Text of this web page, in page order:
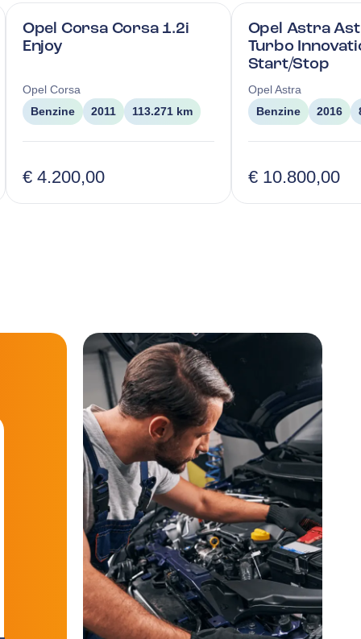
Opel Corsa Corsa 1.2i
Enjoy
Opel Corsa
Benzine
2011 113.271 km
€ 4.200,00
Opel Astra
Turbo
Start/Stop
Opel Astra
Benzine
2016
€ 10.800,00